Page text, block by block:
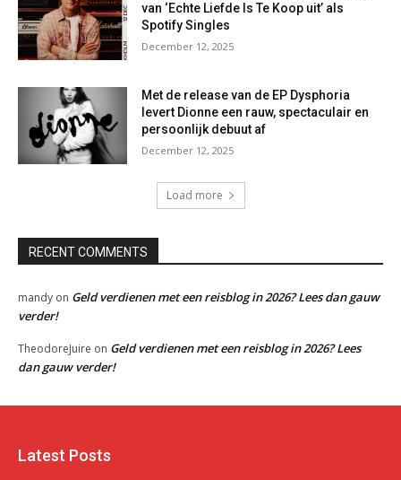
van ‘Echte Liefde Is Te Koop uit’ als
Spotify Singles
December 12, 2025
Met de release van de EP Dysphoria
levert Dionne een rauw, spectaculair en
persoonlijk debuut af
December 12, 2025
Load more
RECENT COMMENTS
mandy on Geld verdienen met een reisblog in 2026? Lees dan gauw
verder!
TheodoreJuire on Geld verdienen met een reisblog in 2026? Lees
dan gauw verder!
Latest Posts